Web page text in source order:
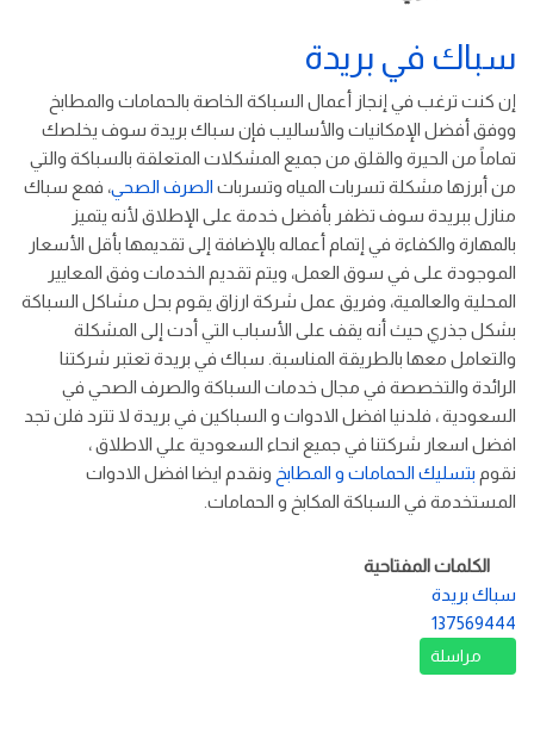
سباك في بريدة
إن كنت ترغب في إنجاز أعمال السباكة الخاصة بالحمامات والمطابخ
ووفق أفضل الإمكانيات والأساليب فإن سباك بريدة سوف يخلصك
تماماً من الحيرة والقلق من جميع المشكلات المتعلقة بالسباكة والتي
من أبرزها مشكلة تسربات المياه وتسربات الصرف الصحي، فمع سباك
منازل ببريدة سوف تظفر بأفضل خدمة على الإطلاق لأنه يتميز
بالمهارة والكفاءة في إتمام أعماله بالإضافة إلى تقديمها بأقل الأسعار
الموجودة على في سوق العمل، ويتم تقديم الخدمات وفق المعايير
المحلية والعالمية، وفريق عمل شركة ارزاق يقوم بحل مشاكل السباكة
بشكل جذري حيث أنه يقف على الأسباب التي أدت إلى المشكلة
والتعامل معها بالطريقة المناسبة. سباك في بريدة تعتبر شركتنا
الرائدة والتخصصة في مجال خدمات السباكة والصرف الصحي في
السعودية ، فلدنيا افضل الادوات و السباكين في بريدة لا تترد فلن تجد
افضل اسعار شركتنا في جميع انحاء السعودية علي الاطلاق ،
نقوم بتسليك الحمامات و المطابخ ونقدم ايضا افضل الادوات
المستخدمة في السباكة المكابخ و الحمامات.
الكلمات المفتاحية
سباك بريدة
137569444
مراسلة